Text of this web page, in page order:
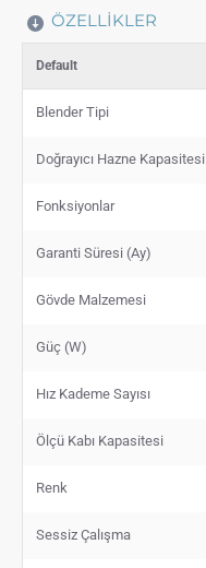
ÖZELLIKLER
Default
Blender Tipi
Doğrayıcı Hazne Kapasitesi
Fonksiyonlar
Garanti Süresi (Ay)
Gövde Malzemesi
Güç (W)
Hız Kademe Sayısı
Ölçü Kabı Kapasitesi
Renk
Sessiz Çalışma